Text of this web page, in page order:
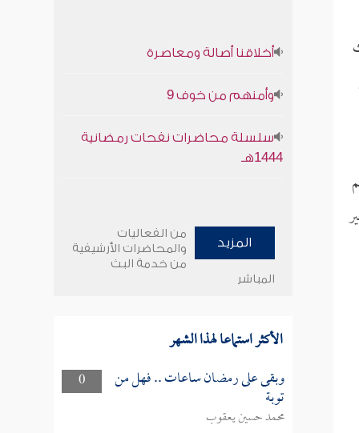
أخلاقنا أصالة ومعاصرة
وأمنهم من خوف 9
سلسلة محاضرات نفحات رمضانية
1444هـ
المزيد
من الفعاليات
والمحاضرات الأرشيفية
من خدمة البث
المباشر
الأكثر استماعا لهذا الشهر
0 وبقى على رمضان ساعات .. فهل من
توبة
محمد حسين يعقوب